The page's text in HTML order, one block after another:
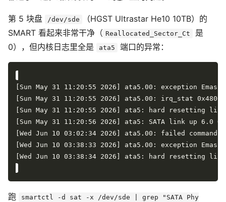
第 5 块盘 /dev/sde
（HGST Ultrastar He10 10TB）的
SMART 看起来非常干净（ Reallocated_Sector_Ct
是
0），但内核日志里全是
ata5 端口的异常：
跑
smartctl -d sat -x /dev/sde | grep "SATA Phy